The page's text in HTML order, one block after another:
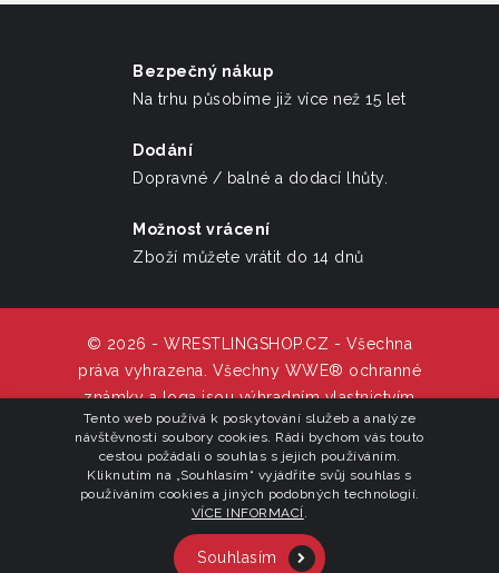
Bezpečný nákup
Na trhu působíme již více než 15 let
Dodání
Dopravné / balné a dodací lhůty.
Možnost vrácení
Zboží můžete vrátit do 14 dnů
© 2026 - WRESTLINGSHOP.CZ - Všechna
práva vyhrazena. Všechny WWE® ochranné
známky a loga jsou výhradním vlastnictvím
WWE Inc,.
Slevy
Novinky z WWE
O nás
Napište nám
Tento web používá k poskytování služeb a analýze
návštěvnosti soubory cookies. Rádi bychom vás touto
cestou požádali o souhlas s jejich používáním.
Kliknutím na „Souhlasím“ vyjádříte svůj souhlas s
používáním cookies a jiných podobných technologií.
VÍCE INFORMACÍ .
Souhlasím